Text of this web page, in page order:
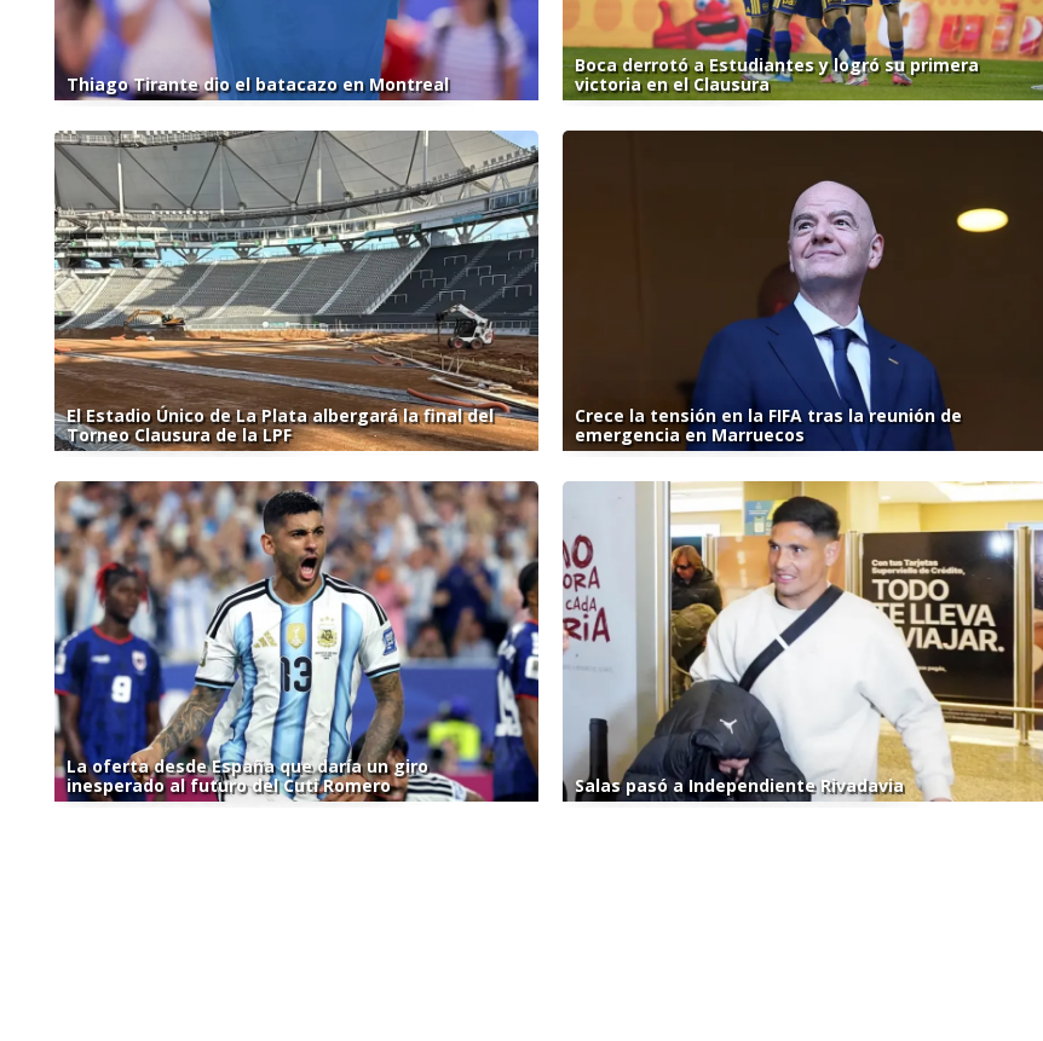
Thiago Tirante dio el batacazo en Montreal
Boca derrotó a Estudiantes y logró su primera
victoria en el Clausura
El Estadio Único de La Plata albergará la final del
Torneo Clausura de la LPF
Crece la tensión en la FIFA tras la reunión de
emergencia en Marruecos
La oferta desde España que daría un giro
inesperado al futuro del Cuti Romero
Salas pasó a Independiente Rivadavia